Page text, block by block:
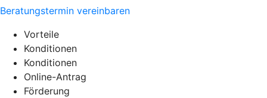
Beratungstermin vereinbaren
Vorteile
Konditionen
Konditionen
Online-Antrag
Förderung